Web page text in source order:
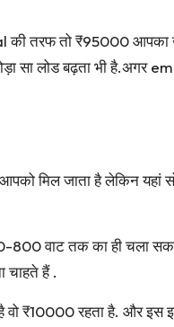
तरफ तो ₹95000 आपका
सा लोड बढ़ता भी है.अगर
मिल जाता है लेकिन यहां
वाट तक का ही चला
चाहते हैं .
₹10000 रहता है. और इस